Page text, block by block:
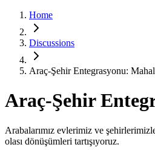
Home
Discussions
Araç-Şehir Entegrasyonu:
Araç-Şehir
Arabalarımız evlerimiz ve
olası dönüşümleri tartışıyoruz.